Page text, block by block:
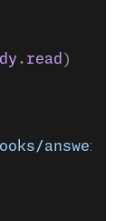
. read )
answer'